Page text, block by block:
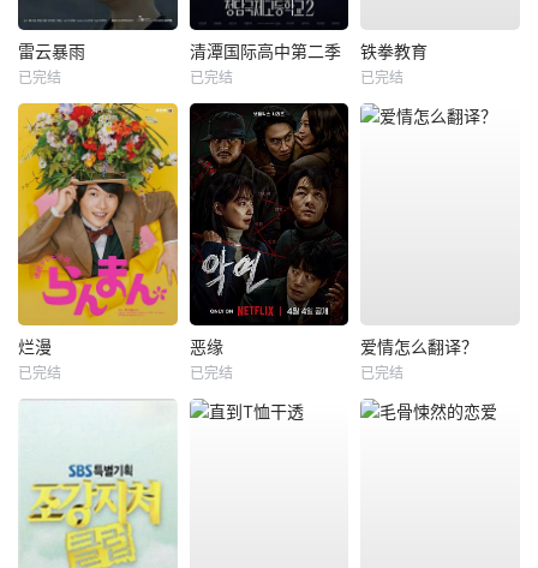
雷云暴雨
已完结
清潭国际高中第二季
已完结
铁拳教育
已完结
烂漫
已完结
恶缘
已完结
爱情怎么翻译？
已完结